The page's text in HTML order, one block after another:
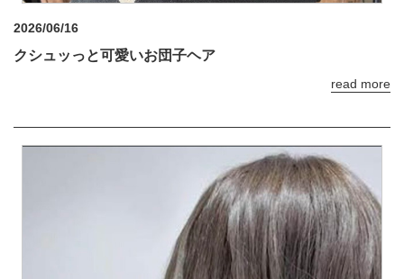
2026/06/16
クシュッっと可愛いお団子ヘア
read more